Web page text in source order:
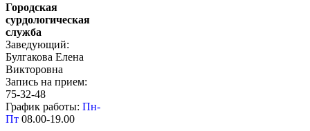
Городская
сурдологическая
служба
Заведующий:
Булгакова Елена
Викторовна
Запись на прием:
75-32-48
График работы: Пн-
Пт 08.00-19.00